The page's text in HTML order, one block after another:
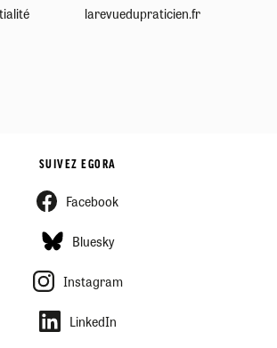
larevuedupraticien.fr
SUIVEZ EGORA
Facebook
Bluesky
Instagram
LinkedIn